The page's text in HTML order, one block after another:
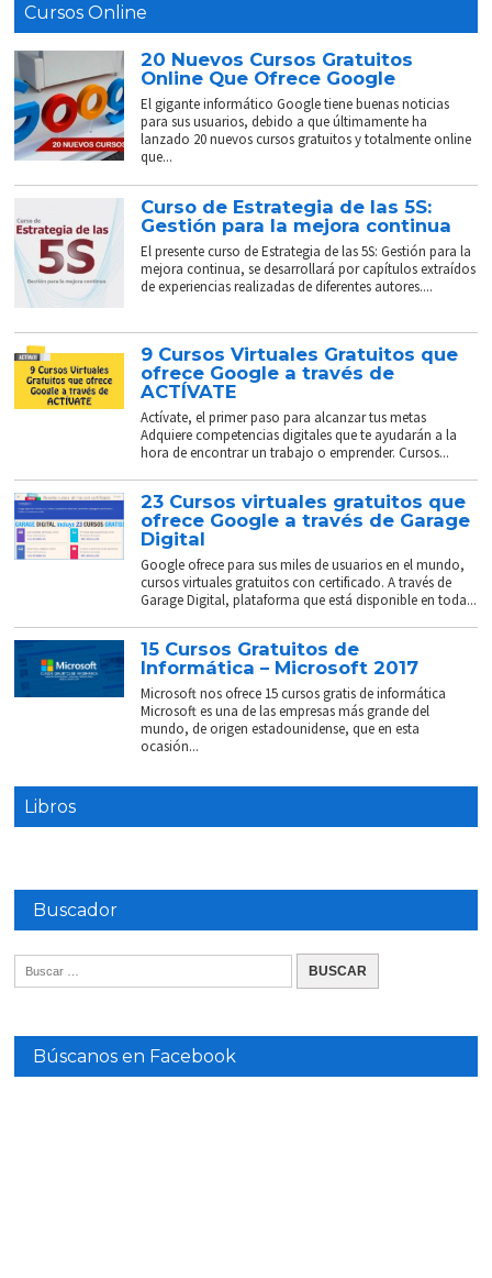
Cursos Online
20 Nuevos Cursos Gratuitos
Online Que Ofrece Google
El gigante informático Google tiene buenas noticias
para sus usuarios, debido a que últimamente ha
lanzado 20 nuevos cursos gratuitos y totalmente online
que...
Curso de Estrategia de las 5S:
Gestión para la mejora continua
El presente curso de Estrategia de las 5S: Gestión para la
mejora continua, se desarrollará por capítulos extraídos
de experiencias realizadas de diferentes autores....
9 Cursos Virtuales Gratuitos que
ofrece Google a través de
ACTÍVATE
Actívate, el primer paso para alcanzar tus metas
Adquiere competencias digitales que te ayudarán a la
hora de encontrar un trabajo o emprender. Cursos...
23 Cursos virtuales gratuitos que
ofrece Google a través de Garage
Digital
Google ofrece para sus miles de usuarios en el mundo,
cursos virtuales gratuitos con certificado. A través de
Garage Digital, plataforma que está disponible en toda...
15 Cursos Gratuitos de
Informática – Microsoft 2017
Microsoft nos ofrece 15 cursos gratis de informática
Microsoft es una de las empresas más grande del
mundo, de origen estadounidense, que en esta
ocasión...
Libros
Buscador
Búscanos en Facebook